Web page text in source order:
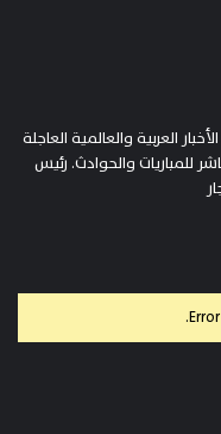
العربية والعالمية العاجلة
للمباريات والحوادث. رئيس